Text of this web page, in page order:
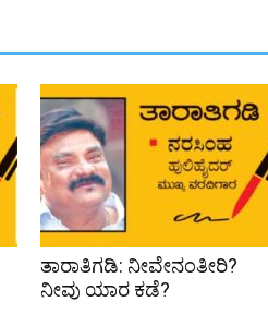
ತಾರಾತಿಗಡಿ: ನೀವೇನಂತೀರಿ?
ನೀವು ಯಾರ ಕಡೆ?